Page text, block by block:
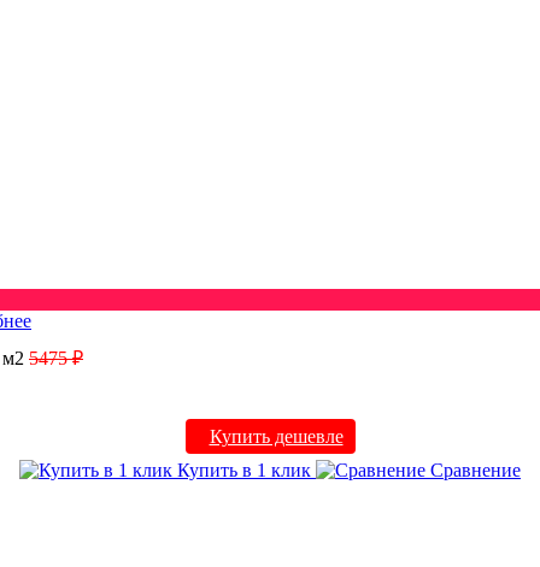
5475 ₽
Купить дешевле
Купить в 1 клик
Сравнение